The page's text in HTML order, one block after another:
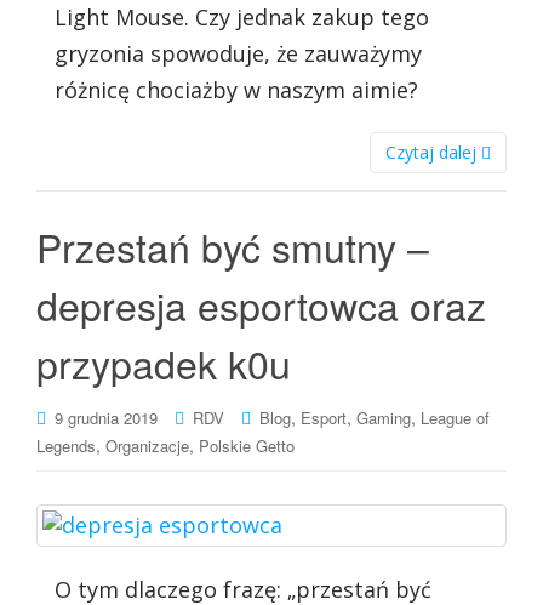
Light Mouse. Czy jednak zakup tego
gryzonia spowoduje, że zauważymy
różnicę chociażby w naszym aimie?
Czytaj dalej
Przestań być smutny –
depresja esportowca oraz
przypadek k0u
9 grudnia 2019 RDV Blog, Esport, Gaming, League of
Legends, Organizacje, Polskie Getto
O tym dlaczego frazę: „przestań być